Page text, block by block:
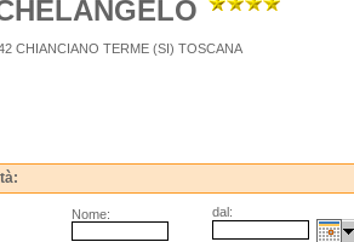
CHIANCIANO TERME (SI) TOSCANA
Nome: dal: